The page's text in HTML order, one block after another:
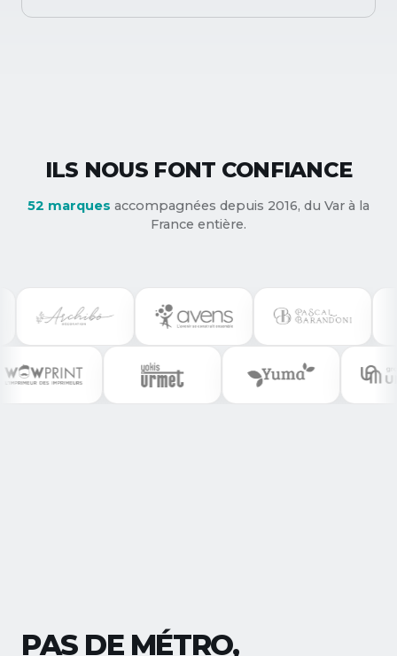
ILS NOUS FONT CONFIANCE
52 marques accompagnées depuis 2016, du Var à la
France entière.
PAS DE MÉTRO,